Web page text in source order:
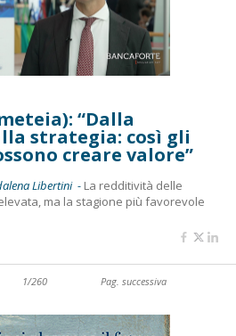
“Dalla
strategia: così gli
creare valore”
Libertini - La redditività delle
ma la stagione più favorevole
1/260 Pag. successiva